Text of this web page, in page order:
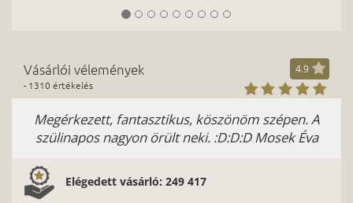
Vásárlói vélemények
- 1310 értékelés
4.9
Megérkezett, fantasztikus, köszönöm szépen. A
szülinapos nagyon örült neki. :D:D:D Mosek Éva
Elégedett vásárló: 249 417